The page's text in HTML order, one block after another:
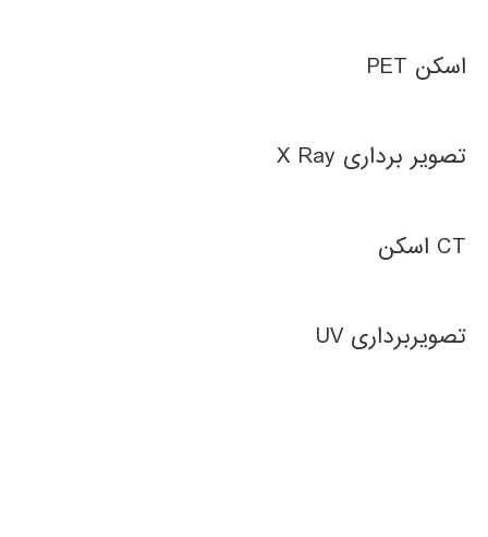
اسکن PET
تصویر برداری X Ray
CT اسکن
تصویربرداری UV